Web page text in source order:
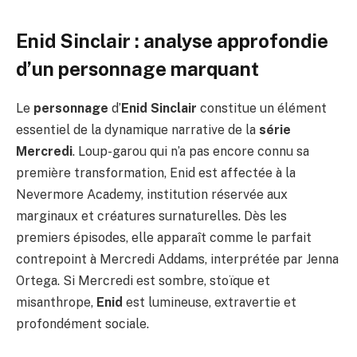
Enid Sinclair : analyse approfondie
d’un personnage marquant
Le personnage d’Enid Sinclair constitue un élément
essentiel de la dynamique narrative de la série
Mercredi. Loup-garou qui n’a pas encore connu sa
première transformation, Enid est affectée à la
Nevermore Academy, institution réservée aux
marginaux et créatures surnaturelles. Dès les
premiers épisodes, elle apparaît comme le parfait
contrepoint à Mercredi Addams, interprétée par Jenna
Ortega. Si Mercredi est sombre, stoïque et
misanthrope, Enid est lumineuse, extravertie et
profondément sociale.